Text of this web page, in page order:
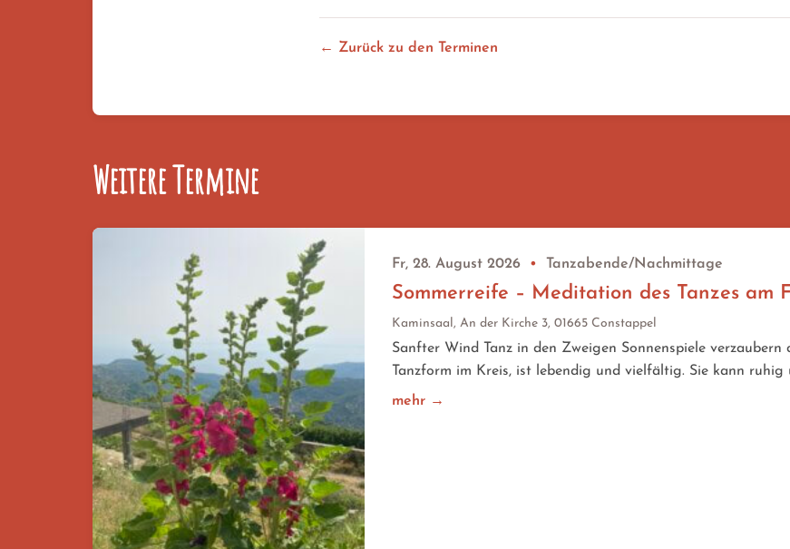
← Zurück zu den Terminen
Weitere Termine
Fr, 28. August 2026 • Tanzabende/Nachmittage
Sommerreife – Meditation des Tanzes am
Kaminsaal, An der Kirche 3, 01665 Constappel
Sanfter Wind Tanz in den Zweigen Sonnenspiele verzaubern
Tanzform im Kreis, ist lebendig und vielfältig. Sie kann ruhig
mehr →